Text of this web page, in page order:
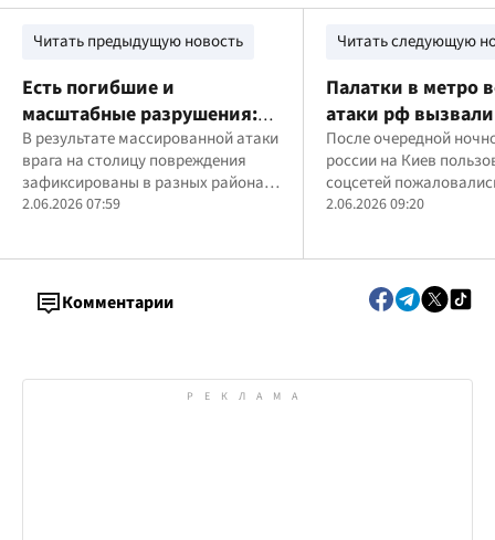
Читать предыдущую новость
Есть погибшие и
масштабные разрушения:
что известно о
последствиях атаки рф на
Киев
В результате массированной атаки
врага на столицу повреждения
зафиксированы в разных районах
города
2.06.2026 07:59
Читать следующую
Палатки в метро
атаки рф
среди киевлян: в
требуют новых
После очередной
россии на Киев
соцсетей
нехватку места в
2.06.2026 09:20
Комментарии